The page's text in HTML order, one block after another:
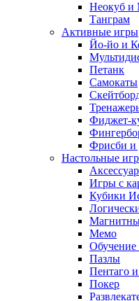
Неокуб и
Танграм
Активные игры
Йо-йо и
Петанк
Самокаты
Фиджет-
Фрисби и
Настольные
Игры с
Кубики
Мемо
Обучение
Пазлы
Пентаго
Покер